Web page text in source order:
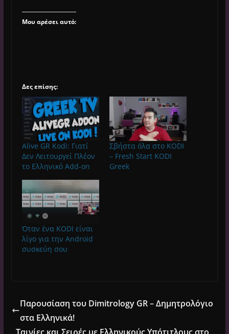
Μου αρέσει αυτό:
Δες επίσης:
Alive GR Kodi: Γιατί
Δεν Λειτουργεί Πλέον
το Ελληνικό Add-on
Σβήστα όλα στο KODI
– Fresh Start KODI
Greek
Όταν ένα KODI είναι
λίγο για την Android
συσκεύη σου
Παρουσίαση του Dimitrology GR – Δημητρολόγιο
στα Ελληνικά!